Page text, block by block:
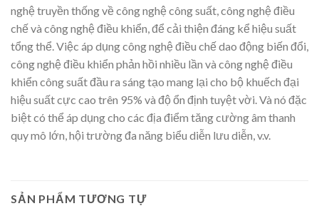
nghệ truyền thống về công nghệ công suất, công nghệ điều
chế và công nghệ điều khiển, để cải thiện đáng kể hiệu suất
tổng thể. Việc áp dụng công nghệ điều chế dao động biến đổi,
công nghệ điều khiển phản hồi nhiều lần và công nghệ điều
khiển công suất đầu ra sáng tạo mang lại cho bộ khuếch đại
hiệu suất cực cao trên 95% và độ ổn định tuyệt vời. Và nó đặc
biệt có thể áp dụng cho các địa điểm tăng cường âm thanh
quy mô lớn, hội trường đa năng biểu diễn lưu diễn, v.v.
SẢN PHẨM TƯƠNG TỰ